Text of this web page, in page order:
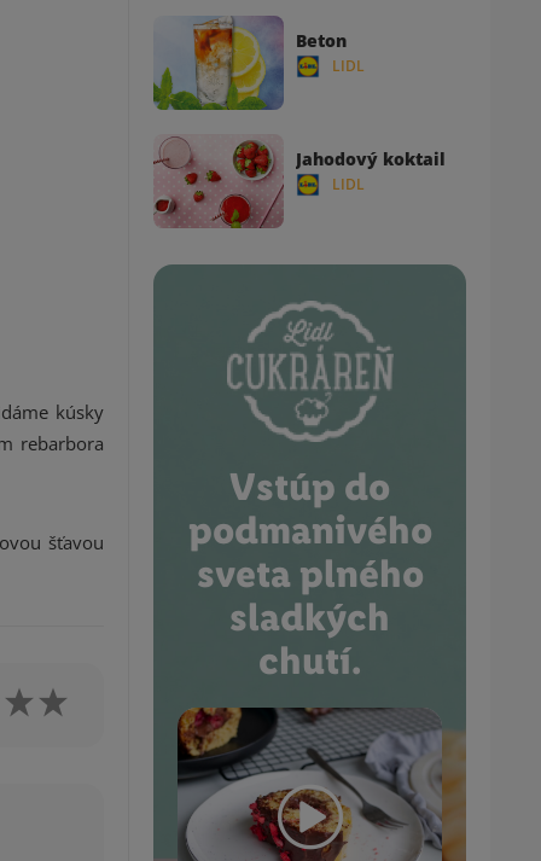
kúsky
rebarbora
šťavou
Beton
LIDL
Jahodový koktail
LIDL
Vstúp do
podmanivého
sveta plného
sladkých
chutí.